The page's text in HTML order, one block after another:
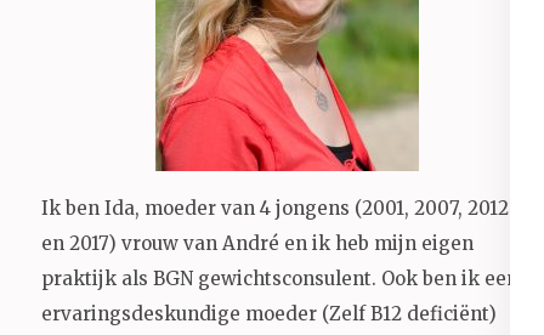
Ik ben Ida, moeder van 4 jongens (2001, 2007, 2012
en 2017) vrouw van André en ik heb mijn eigen
praktijk als BGN gewichtsconsulent. Ook ben ik een
ervaringsdeskundige moeder (Zelf B12 deficiënt)